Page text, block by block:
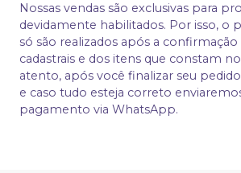
Nossas vendas são exclusivas para
devidamente habilitados. Por isso, o
só são realizados após a confirmação
cadastrais e dos itens que constam
atento, após você finalizar seu
e caso tudo esteja correto
pagamento via WhatsApp.